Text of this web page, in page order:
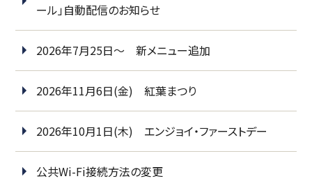
ール」自動配信のお知らせ
2026年7月25日～ 新メニュー追加
2026年11月6日(金) 紅葉まつり
2026年10月1日(木) エンジョイ・ファーストデー
公共Wi-Fi接続方法の変更